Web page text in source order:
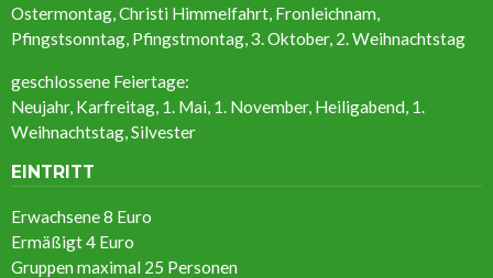
Ostermontag, Christi Himmelfahrt, Fronleichnam,
Pfingstsonntag, Pfingstmontag, 3. Oktober, 2. Weihnachtstag
geschlossene Feiertage:
Neujahr, Karfreitag, 1. Mai, 1. November, Heiligabend, 1.
Weihnachtstag, Silvester
EINTRITT
Erwachsene 8 Euro
Ermäßigt4 Euro
Gruppen maximal 25 Personen